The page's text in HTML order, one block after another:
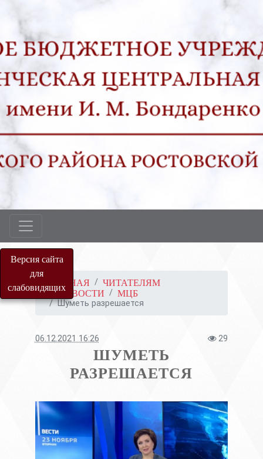
Версия сайта
для
слабовидящихГЛАВНАЯ
ЧИТАТЕЛЯМ
НОВОСТИ
МЦБ
Шуметь разрешается
06.12.2021 16:26 29
ШУМЕТЬ
РАЗРЕШАЕТСЯ